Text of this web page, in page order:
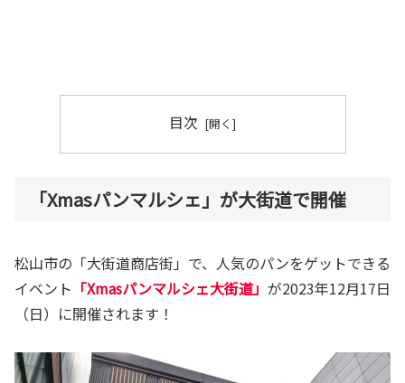
目次
「Xmasパンマルシェ」が大街道で開催
松山市の「大街道商店街」で、人気のパンをゲットできる
イベント 「Xmasパンマルシェ大街道」 が2023年12月17日
（日）に開催されます！